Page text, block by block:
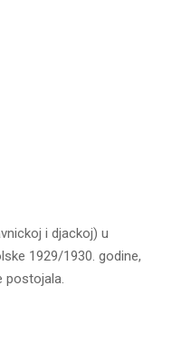
i djackoj) u
1929/1930. godine,
postojala.